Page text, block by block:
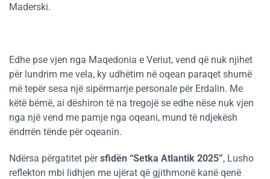
Maderski.
Edhe pse vjen nga Maqedonia e Veriut, vend që nuk njihet
për lundrim me vela, ky udhëtim në oqean paraqet shumë
më tepër sesa një sipërmarrje personale për Erdalin. Me
këtë bëmë, ai dëshiron të na tregojë se edhe nëse nuk vjen
nga një vend me pamje nga oqeani, mund të ndjekësh
ëndrrën tënde për oqeanin.
Ndërsa përgatitet përsfidën “Setka Atlantik 2025”, Lusho
reflekton mbi lidhjen me ujërat që gjithmonë kanë qenë